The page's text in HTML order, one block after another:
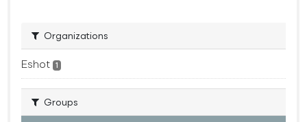
Organizations
Eshot 1
Groups